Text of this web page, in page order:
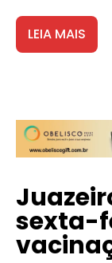
LEIA MAIS
sexta-